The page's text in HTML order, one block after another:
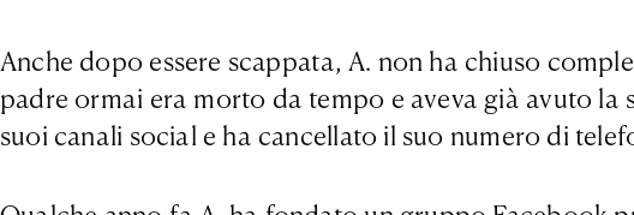
Anche dopo essere scappata, A. non ha chiuso
padre ormai era morto da tempo e aveva già avuto
suoi canali social e ha cancellato il suo numero di